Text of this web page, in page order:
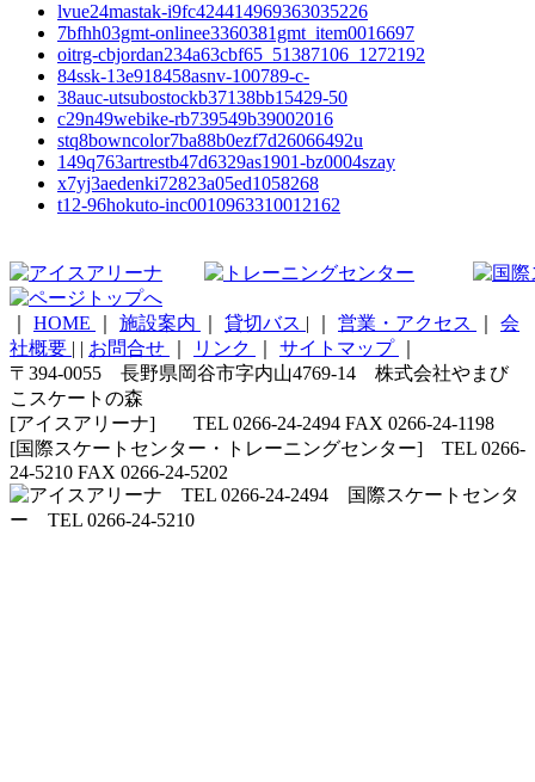
lvue24mastak-i9fc424414969363035226
7bfhh03gmt-onlinee3360381gmt_item0016697
oitrg-cbjordan234a63cbf65_51387106_1272192
84ssk-13e918458asnv-100789-c-
38auc-utsubostockb37138bb15429-50
c29n49webike-rb739549b39002016
stq8bowncolor7ba88b0ezf7d26066492u
149q763artrestb47d6329as1901-bz0004szay
x7yj3aedenki72823a05ed1058268
t12-96hokuto-inc0010963310012162
HOME 施設案内 貸切バス | 営業・アクセス
会
社概要 | | お問合せ リンク サイトマップ
〒394-0055 長野県岡谷市字内山4769-14 株式会社やまび
こスケートの森
[アイスアリーナ] TEL 0266-24-2494 FAX 0266-24-1198
[国際スケートセンター・トレーニングセンター] TEL 0266-
24-5210 FAX 0266-24-5202